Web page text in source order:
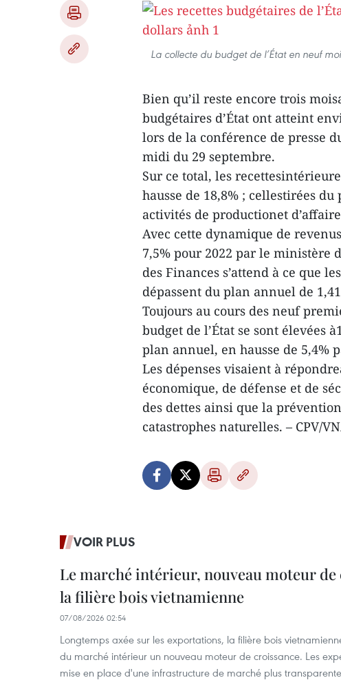
La collecte du budget de l’État en neuf
Bien qu’il reste encore trois
budgétaires d’État ont atteint
lors de la conférence de presse
midi du 29 septembre.
Sur ce total, les
hausse de 18,8% ; cellestirées
activités de productionet
Avec cette dynamique de
7,5% pour 2022 par le ministère
des Finances s’attend à ce que
dépassent du plan annuel de
Toujours au cours des neuf
budget de l’État se sont élevées
plan annuel, en hausse de 5,4%
Les dépenses visaient à
économique, de défense et de
des dettes ainsi que la
catastrophes naturelles. – CPV/
VOIR PLUS
Le marché intérieur, nouveau moteur de
la filière bois vietnamienne
07/08/2026 02:54
Longtemps axée sur les exportations, la filière bois
du marché intérieur un nouveau moteur de croissance. Les
mise en place d'une infrastructure de marché plus